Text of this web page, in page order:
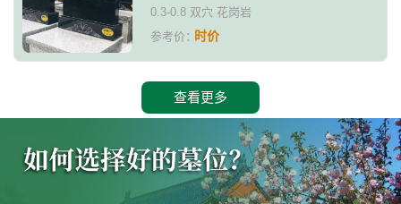
0.3-0.8 双穴 花岗岩
参考价：时价
查看更多